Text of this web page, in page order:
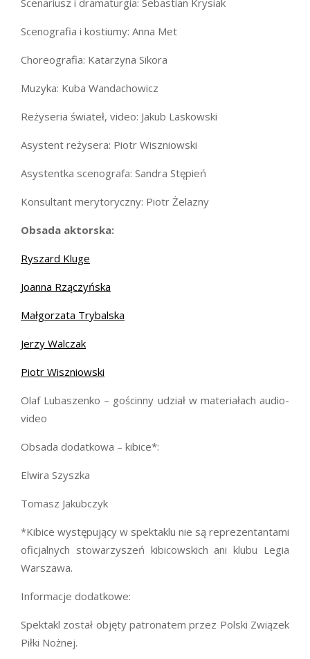
Scenografia i kostiumy: Anna Met
Choreografia: Katarzyna Sikora
Muzyka: Kuba Wandachowicz
Reżyseria świateł, video: Jakub Laskowski
Asystent reżysera: Piotr Wiszniowski
Asystentka scenografa: Sandra Stępień
Konsultant merytoryczny: Piotr Żelazny
Obsada aktorska:
Ryszard Kluge
Joanna Rzączyńska
Małgorzata Trybalska
Jerzy Walczak
Piotr Wiszniowski
Olaf Lubaszenko – gościnny udział w materiałach audio-
video
Obsada dodatkowa – kibice*:
Elwira Szyszka
Tomasz Jakubczyk
*Kibice występujący w spektaklu nie są reprezentantami
oficjalnych stowarzyszeń kibicowskich ani klubu Legia
Warszawa.
Informacje dodatkowe:
Spektakl został objęty patronatem przez Polski Związek
Piłki Nożnej.